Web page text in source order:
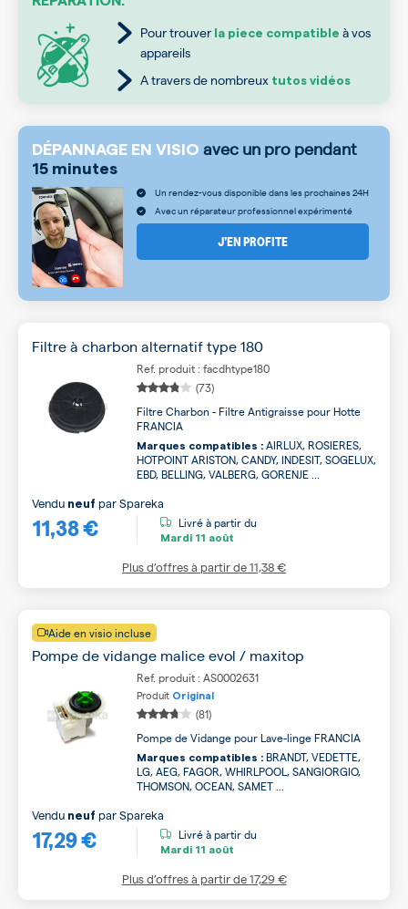
Pour trouver la piece compatible à vos
appareils
A travers de nombreux tutos vidéos
DÉPANNAGE EN VISIO avec un pro pendant
15 minutes
Un rendez-vous disponible dans les prochaines 24H
Avec un réparateur professionnel expérimenté
J’EN PROFITE
Filtre à charbon alternatif type 180
Ref. produit : facdhtype180
(73)
Filtre Charbon - Filtre Antigraisse pour Hotte
FRANCIA
Marques compatibles : AIRLUX, ROSIERES,
HOTPOINT ARISTON, CANDY, INDESIT, SOGELUX,
EBD, BELLING, VALBERG, GORENJE ...
11,38 €
Vendu neuf parSpareka
Livré à partir du
Mardi 11 août
Plus d’offres à partir de11,38 €
Aide en visio incluse
Pompe de vidange malice evol / maxitop
Ref. produit : AS0002631
Produit Original
(81)
Pompe de Vidange pour Lave-linge FRANCIA
Marques compatibles : BRANDT, VEDETTE,
LG, AEG, FAGOR, WHIRLPOOL, SANGIORGIO,
THOMSON, OCEAN, SAMET ...
17,29 €
Vendu neuf parSpareka
Livré à partir du
Mardi 11 août
Plus d’offres à partir de17,29 €